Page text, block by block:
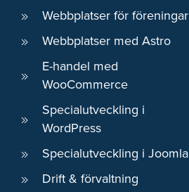
Webbplatser för föreningar
Webbplatser med Astro
E-handel med
WooCommerce
Specialutveckling i
WordPress
Specialutveckling i Joomla
Drift & förvaltning